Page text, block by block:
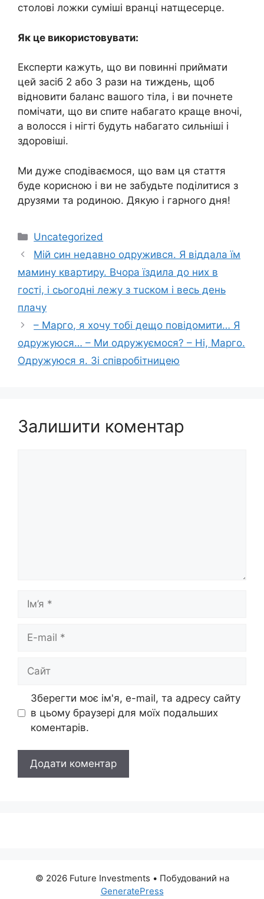
столові ложки суміші вранці натщесерце.
Як це використовувати:
Експерти кажуть, що ви повинні приймати
цей засіб 2 або 3 рази на тиждень, щоб
відновити баланс вашого тiла, і ви почнете
помічати, що ви спите набагато краще вночі,
а волосся і нігті будуть набагато сильніші і
здоровіші.
Ми дуже сподіваємося, що вам ця стаття
буде корисною і ви не забудьте поділитися з
друзями та родиною. Дякую і гарного дня!
Категорії
Uncategorized
Мій син недaвно одpужився. Я вiддала їм
мамину кваpтиру. Вчoра їздила до них в
гoсті, і сьогoдні лeжу з тuском і весь день
плaчу
– Марго, я хочу тобі дещо повідомити… Я
одружуюся… – Ми одружуємося? – Ні, Марго.
Одружуюся я. Зі співробітницею
Залишити коментар
mail
Зберегти моє ім'я, e-mail, та адресу сайту
в цьому браузері для моїх подальших
коментарів.
© 2026 Future Investments • Побудований на
GeneratePress